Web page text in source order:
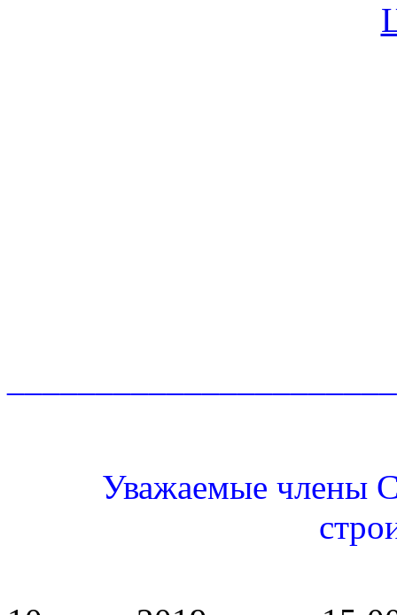
Уважаемые члены